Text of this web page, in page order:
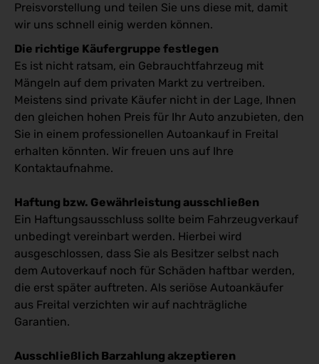
Preisvorstellung und teilen Sie uns diese mit, damit
wir uns schnell einig werden können.
Die richtige Käufergruppe festlegen
Es ist nicht ratsam, ein Gebrauchtfahrzeug mit
Mängeln auf dem privaten Markt zu vertreiben.
Meistens sind private Käufer nicht in der Lage, Ihnen
den gleichen hohen Preis für Ihr Auto anzubieten, den
Sie in einem professionellen Autoankauf in Freital
erhalten könnten. Wir freuen uns auf Ihre
Kontaktaufnahme.
Haftung bzw. Gewährleistung ausschließen
Ein Haftungsausschluss sollte beim Fahrzeugverkauf
unbedingt vereinbart werden. Hierbei wird
ausgeschlossen, dass Sie als Besitzer selbst nach
dem Autoverkauf noch für Schäden haftbar werden,
die erst später auftreten. Als seriöse Autoankäufer
aus Freital verzichten wir auf nachträgliche
Garantien.
Ausschließlich Barzahlung akzeptieren